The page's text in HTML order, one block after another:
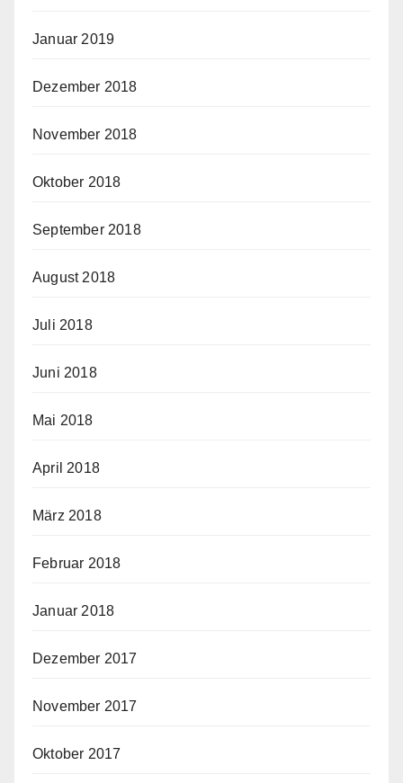
Januar 2019
Dezember 2018
November 2018
Oktober 2018
September 2018
August 2018
Juli 2018
Juni 2018
Mai 2018
April 2018
März 2018
Februar 2018
Januar 2018
Dezember 2017
November 2017
Oktober 2017